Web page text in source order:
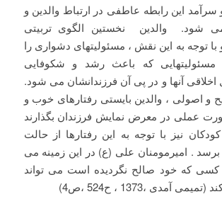
، ج 1، 3) و سرآمد این رابطه عاطفی در ارتباط والدین و
می شود. والدین نخستین الگوی تربیتی
با توجه به این نقش ، مسئولیتهای دشواری را
مسئولیتهایی که باعث رشد و شکوفایی
آنها و در پی آن فرزندانشان می شود.
و اصولی ، والدین بایستی رفتارهای خوب و
عملی در معرض نمایش فرزندان بگذارند
نیز با توجه به این رفتارها از حالت
برسد . امیرمومنان علی (ع) در این زمینه می
کسی که خود صالح نگردیده است می تواند
آمدی ،1373 ، ح524 ،ص4)